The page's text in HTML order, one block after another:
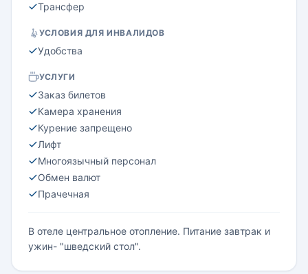
Трансфер
УСЛОВИЯ ДЛЯ ИНВАЛИДОВ
Удобства
УСЛУГИ
Заказ билетов
Камера хранения
Курение запрещено
Лифт
Многоязычный персонал
Обмен валют
Прачечная
В отеле центральное отопление. Питание завтрак и
ужин- "шведский стол".